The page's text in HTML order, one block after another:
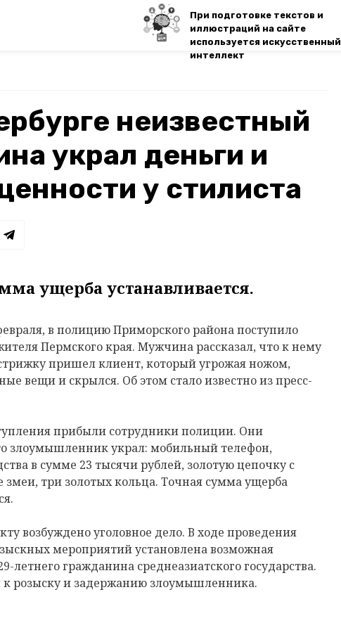
При подготовке текстов и
иллюстраций на сайте
используется искусственный
интеллект
неизвестный
украл деньги и
у стилиста
ущерба устанавливается.
в полицию Приморского района поступило
Пермского края. Мужчина рассказал, что к нему
пришел клиент, который угрожая ножом,
вещи и скрылся. Об этом стало известно из пресс-
прибыли сотрудники полиции. Они
злоумышленник украл: мобильный телефон,
в сумме 23 тысячи рублей, золотую цепочку с
змеи, три золотых кольца. Точная сумма ущерба
возбуждено уголовное дело. В ходе проведения
мероприятий установлена возможная
летнего гражданина среднеазиатского государства.
розыску и задержанию злоумышленника.